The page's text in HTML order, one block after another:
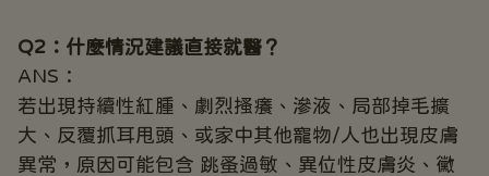
Q2：什麼情況建議直接就醫？
ANS：
若出現持續性紅腫、劇烈搔癢、滲液、局部掉毛擴
大、反覆抓耳甩頭、或家中其他寵物/人也出現皮膚
異常，原因可能包含 跳蚤過敏、異位性皮膚炎、黴